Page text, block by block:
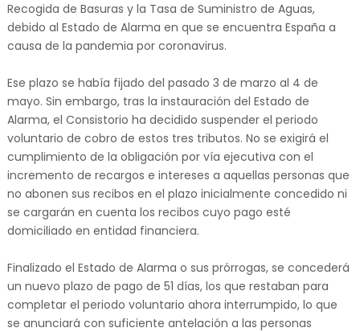
Recogida de Basuras y la Tasa de Suministro de Aguas,
debido al Estado de Alarma en que se encuentra España a
causa de la pandemia por coronavirus.
Ese plazo se había fijado del pasado 3 de marzo al 4 de
mayo. Sin embargo, tras la instauración del Estado de
Alarma, el Consistorio ha decidido suspender el periodo
voluntario de cobro de estos tres tributos. No se exigirá el
cumplimiento de la obligación por vía ejecutiva con el
incremento de recargos e intereses a aquellas personas que
no abonen sus recibos en el plazo inicialmente concedido ni
se cargarán en cuenta los recibos cuyo pago esté
domiciliado en entidad financiera.
Finalizado el Estado de Alarma o sus prórrogas, se concederá
un nuevo plazo de pago de 51 días, los que restaban para
completar el periodo voluntario ahora interrumpido, lo que
se anunciará con suficiente antelación a las personas